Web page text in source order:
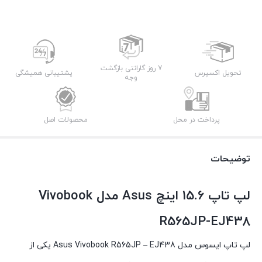
تحویل اکسپرس
7 روز گارانتی بازگشت
وجه
پشتیبانی همیشگی
پرداخت در محل محصولات اصل
توضیحات
لپ تاپ 15.6 اینچ Asus مدل Vivobook
R565JP-EJ438
لپ تاپ ایسوس مدل Asus Vivobook R565JP – EJ438 یکی از